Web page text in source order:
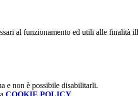
al funzionamento ed utili alle finalità
e non è possibile disabilitarli.
COOKIE POLICY